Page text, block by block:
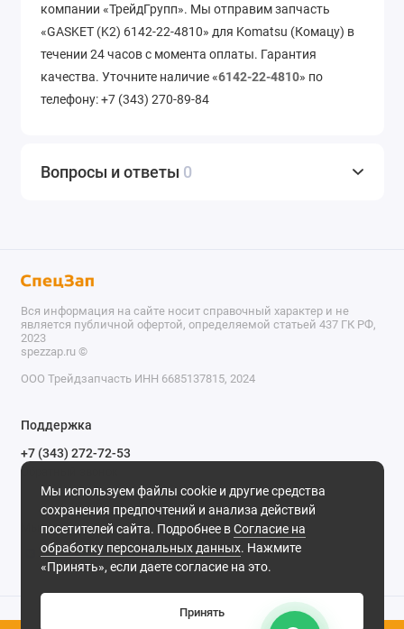
компании «ТрейдГрупп». Мы отправим запчасть
«GASKET (K2) 6142-22-4810» для Komatsu (Комацу) в
течении 24 часов с момента оплаты. Гарантия
качества. Уточните наличие «6142-22-4810» по
телефону: +7 (343) 270-89-84
Вопросы и ответы 0
Мы используем файлы cookie и другие средства
сохранения предпочтений и анализа действий
посетителей сайта. Подробнее вСогласие на
обработку персональных данных. Нажмите
«Принять», если даете согласие на это.
Принять
Вся информация на сайте носит справочный характер и не
является публичной офертой, определяемой статьей 437 ГК РФ,
2023
spezzap.ru ©️
ООО Трейдзапчасть ИНН 6685137815, 2024
Поддержка
+7 (343) 272-72-53
Обратный звонок
620030, г. Екатеринбург, ул. Карьерная, д. 14, оф. 14.
Мы в сети